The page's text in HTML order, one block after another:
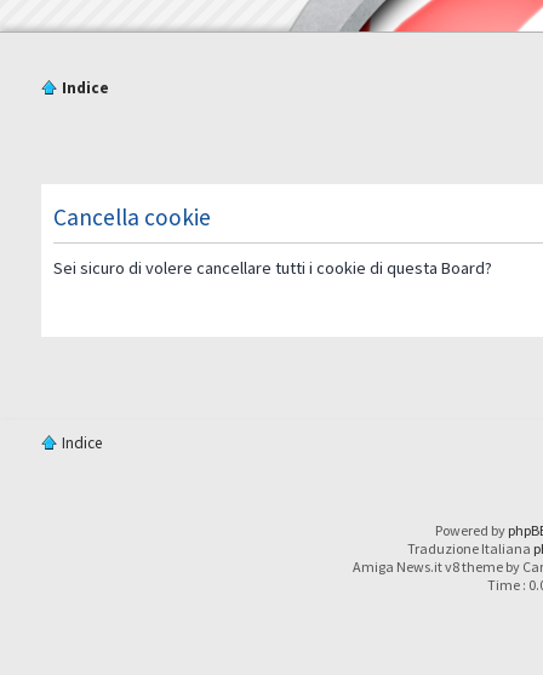
Indice
Cancella cookie
Sei sicuro di volere cancellare tutti i cookie di questa Board?
Indice
Powered by
Traduzione Italiana
Amiga News.it v8 theme by
Time :